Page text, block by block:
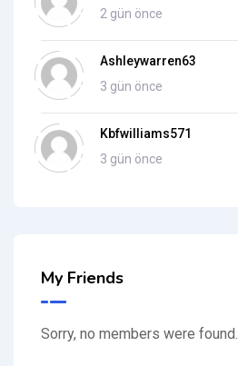
2 gün önce
Ashleywarren63
3 gün önce
Kbfwilliams571
3 gün önce
My Friends
Sorry, no members were found.